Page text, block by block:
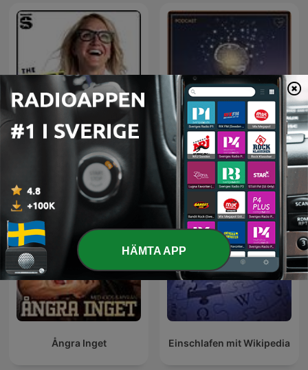
The Mel Robbins Podcast Ett medvetet sinne
Ångra Inget Einschlafen mit Wikipedia
HÄMTA APP